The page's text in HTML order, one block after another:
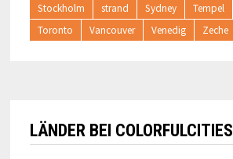
Stockholm
strand Sydney Tempel
Toronto
Vancouver Venedig Zeche
LÄNDER BEI COLORFULCITIES